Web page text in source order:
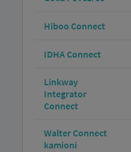
Hiboo Connect
IDHA Connect
Linkway
Integrator
Connect
Walter Connect
kamioni